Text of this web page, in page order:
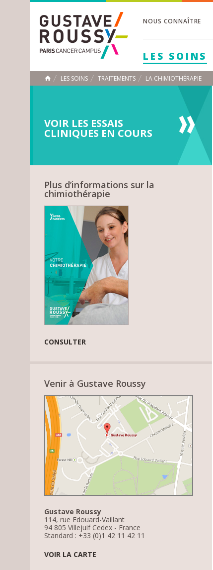
NOUS CONNAÎTRE
LES SOINS
ACCUEIL
LES SOINS TRAITEMENTS LA CHIMIOTHÉRAPIE
VOIR LES ESSAIS
CLINIQUES EN COURS
Plus d’informations sur la
chimiothérapie
CONSULTER
Venir à Gustave Roussy
Gustave Roussy
114, rue Edouard-Vaillant
94 805 Villejuif Cedex - France
Standard : +33 (0)1 42 11 42 11
VOIR LA CARTE